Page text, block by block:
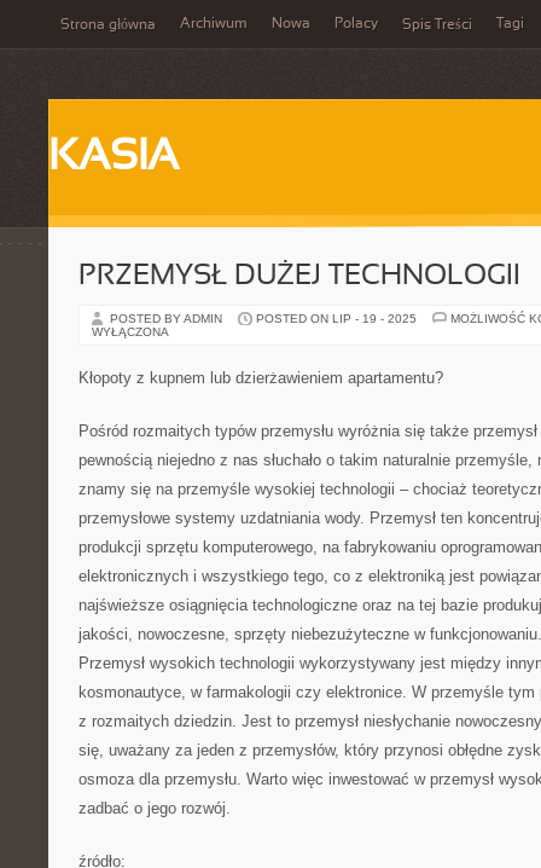
Strona główna Archiwum Nowa Polacy Spis Treści Tagi
KASIA
PRZEMYSŁ DUŻEJ TECHNOLOGII
POSTED BY ADMIN POSTED ON LIP - 19 - 2025
MOŻLIWOŚĆ
WYŁĄCZONA
Kłopoty z kupnem lub dzierżawieniem apartamentu?
Pośród rozmaitych typów przemysłu wyróżnia się także
pewnością niejedno z nas słuchało o takim naturalnie
znamy się na przemyśle wysokiej technologii – chociaż
przemysłowe systemy uzdatniania wody. Przemysł ten
produkcji sprzętu komputerowego, na fabrykowaniu
elektronicznych i wszystkiego tego, co z elektroniką jest
najświeższe osiągnięcia technologiczne oraz na tej bazie
jakości, nowoczesne, sprzęty niebezużyteczne w
Przemysł wysokich technologii wykorzystywany jest między
kosmonautyce, w farmakologii czy elektronice. W przemyśle
z rozmaitych dziedzin. Jest to przemysł niesłychanie
się, uważany za jeden z przemysłów, który przynosi obłędne
osmoza dla przemysłu. Warto więc inwestować w przemysł
zadbać o jego rozwój.
źródło: